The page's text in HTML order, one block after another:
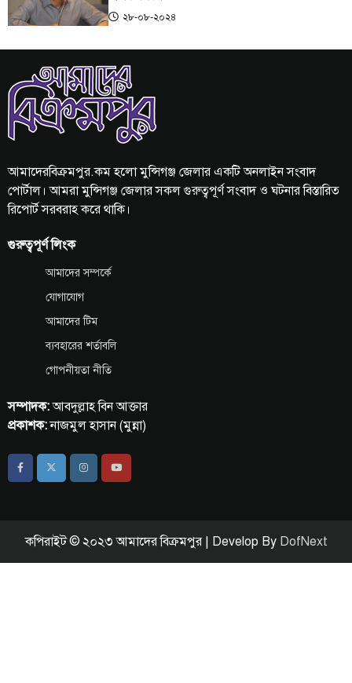
২৮-০৮-২০২৪
আমাদেরবিক্রমপুর.কম হলো মুন্সিগঞ্জ জেলার একটি অনলাইন সংবাদ
পোর্টাল। আমরা মুন্সিগঞ্জ জেলার সকল গুরুত্বপূর্ণ সংবাদ ও ঘটনার বিস্তারিত
রিপোর্ট সরবরাহ করে থাকি।
গুরুত্বপূর্ণ লিংক
আমাদের সম্পর্কে
যোগাযোগ
আমাদের টিম
ব্যবহারের শর্তাবলি
গোপনীয়তা নীতি
সম্পাদক:আবদুল্লাহ বিন আক্তার
প্রকাশক:নাজমুল হাসান (মুন্না)
কপিরাইট © ২০২৩ আমাদের বিক্রমপুর | Develop By DofNext